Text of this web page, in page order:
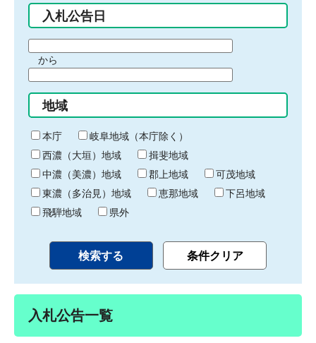
入札公告日
間
始
り
から
間
終
わ
り
地域
本庁
岐阜地域（本庁除く）
西濃（大垣）地域
揖斐地域
中濃（美濃）地域
郡上地域
可茂地域
東濃（多治見）地域
恵那地域
下呂地域
飛騨地域
県外
入札公告一覧